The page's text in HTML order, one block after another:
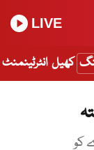
LIVE
کھیل انٹرٹینمنٹ
طیارے کو